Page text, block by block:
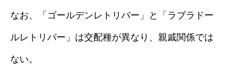
なお、「ゴールデンレトリバー」と「ラブラドー
ルレトリバー」は交配種が異なり、親戚関係では
ない。